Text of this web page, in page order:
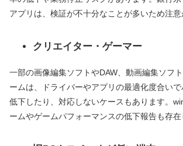
アプリは、検証が不十分なことが多いため注意
クリエイター・ゲーマー
一部の画像編集ソフトやDAW、動画編集ソフ
ームは、ドライバーやアプリの最適化度合い
低下したり、対応しないケースもあります。
ームやゲームパフォーマンスの低下報告も存在